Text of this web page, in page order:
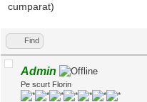
cumparat)
Find
Admin
Pe scurt Florin